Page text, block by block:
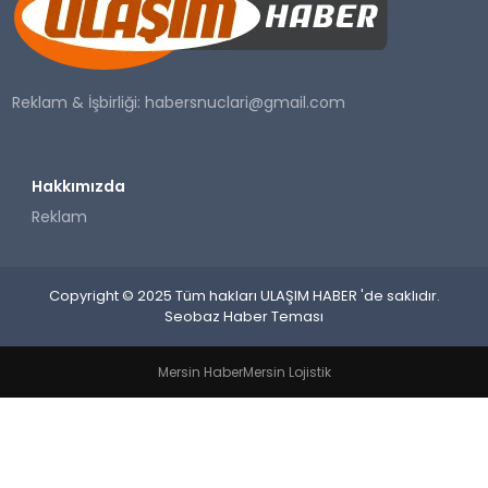
SAĞLIK
YAŞAM
Reklam & İşbirliği:habersnuclari@gmail.com
Hakkımızda
Reklam
Copyright © 2025 Tüm hakları ULAŞIM HABER 'de saklıdır.
Seobaz Haber Teması
Mersin HaberMersin Lojistik